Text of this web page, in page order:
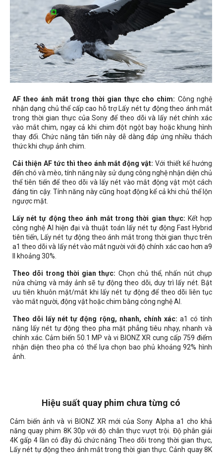
AF theo ánh mắt trong thời gian thực cho chim: Công nghệ
nhận dạng chủ thể cấp cao hỗ trợ Lấy nét tự động theo ánh mắt
trong thời gian thực của Sony để theo dõi và lấy nét chính xác
vào mắt chim, ngay cả khi chim đột ngột bay hoặc khung hình
thay đổi. Chức năng tân tiến này dễ dàng đáp ứng nhiều thách
thức khi chụp ảnh chim.
Cải thiện AF tức thì theo ánh mắt động vật:Với thiết kế hướng
đến chó và mèo, tính năng này sử dụng công nghệ nhận diện chủ
thể tiên tiến để theo dõi và lấy nét vào mắt động vật một cách
đáng tin cậy. Tính năng này cũng hoạt động kể cả khi chủ thể lộn
ngược mặt.
Lấy nét tự động theo ánh mắt trong thời gian thực: Kết hợp
công nghệ AI hiện đại và thuật toán lấy nét tự động Fast Hybrid
tiên tiến, Lấy nét tự động theo ánh mắt trong thời gian thực trên
a1 theo dõi và lấy nét vào mắt người với độ chính xác cao hơn a9
II khoảng 30%.
Theo dõi trong thời gian thực: Chọn chủ thể, nhấn nút chụp
nửa chừng và máy ảnh sẽ tự động theo dõi, duy trì lấy nét. Bật
ưu tiên khuôn mặt/mắt khi lấy nét tự động để theo dõi liên tục
vào mắt người, động vật hoặc chim bằng công nghệ AI.
Theo dõi lấy nét tự động rộng, nhanh, chính xác: a1 có tính
năng lấy nét tự động theo pha mặt phẳng tiêu nhạy, nhanh và
chính xác. Cảm biến 50.1 MP và vi BIONZ XR cung cấp 759 điểm
nhận diện theo pha có thể lựa chọn bao phủ khoảng 92% hình
ảnh.
Hiệu suất quay phim chưa từng có
Cảm biến ảnh và vi BIONZ XR mới của Sony Alpha a1 cho khả
năng quay phim 8K 30p với độ chân thực vượt trội. Độ phân giải
4K gấp 4 lần có đầy đủ chức năng Theo dõi trong thời gian thực,
Lấy nét tự động theo ánh mắt trong thời gian thực. Cảnh quay 8K